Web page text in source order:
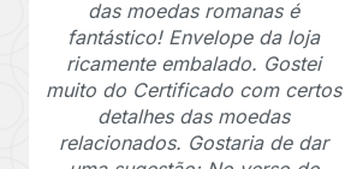
das moedas romanas é
fantástico! Envelope da loja
ricamente embalado. Gostei
muito do Certificado com certos
detalhes das moedas
relacionados. Gostaria de dar